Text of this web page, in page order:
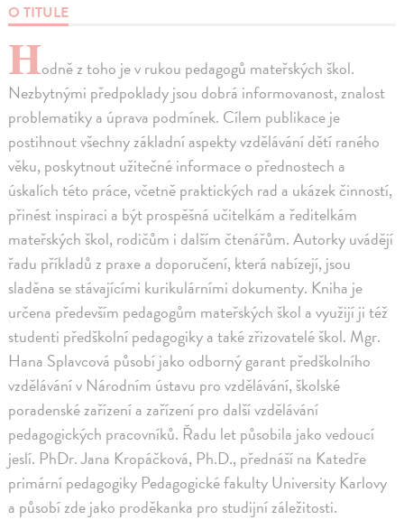
O TITULE
Hodně z toho je v rukou pedagogů mateřských škol.
Nezbytnými předpoklady jsou dobrá informovanost, znalost
problematiky a úprava podmínek. Cílem publikace je
postihnout všechny základní aspekty vzdělávání dětí raného
věku, poskytnout užitečné informace o přednostech a
úskalích této práce, včetně praktických rad a ukázek činností,
přinést inspiraci a být prospěšná učitelkám a ředitelkám
mateřských škol, rodičům i dalším čtenářům. Autorky uvádějí
řadu příkladů z praxe a doporučení, která nabízejí, jsou
sladěna se stávajícími kurikulárními dokumenty. Kniha je
určena především pedagogům mateřských škol a využijí ji též
studenti předškolní pedagogiky a také zřizovatelé škol. Mgr.
Hana Splavcová působí jako odborný garant předškolního
vzdělávání v Národním ústavu pro vzdělávání, školské
poradenské zařízení a zařízení pro další vzdělávání
pedagogických pracovníků. Řadu let působila jako vedoucí
jeslí. PhDr. Jana Kropáčková, Ph.D., přednáší na Katedře
primární pedagogiky Pedagogické fakulty University Karlovy
a působí zde jako proděkanka pro studijní záležitosti.